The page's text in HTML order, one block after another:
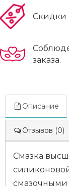
Скидки
заказа.
Описание
Отзывов (0)
Смазка
смазочными